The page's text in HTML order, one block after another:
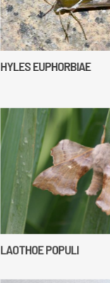
HYLES EUPHORBIAE
LAOTHOE POPULI